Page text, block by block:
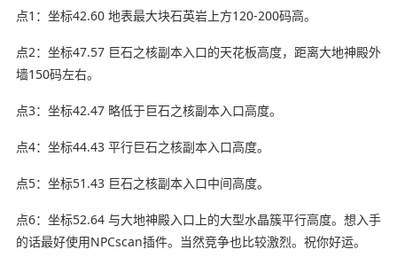
点1：坐标42.60 地表最大块石英岩上方120-200码高。
点2：坐标47.57 巨石之核副本入口的天花板高度，距离大地神殿外
墙150码左右。
点3：坐标42.47 略低于巨石之核副本入口高度。
点4：坐标44.43 平行巨石之核副本入口高度。
点5：坐标51.43 巨石之核副本入口中间高度。
点6：坐标52.64 与大地神殿入口上的大型水晶簇平行高度。想入手
的话最好使用NPCscan插件。当然竞争也比较激烈。祝你好运。